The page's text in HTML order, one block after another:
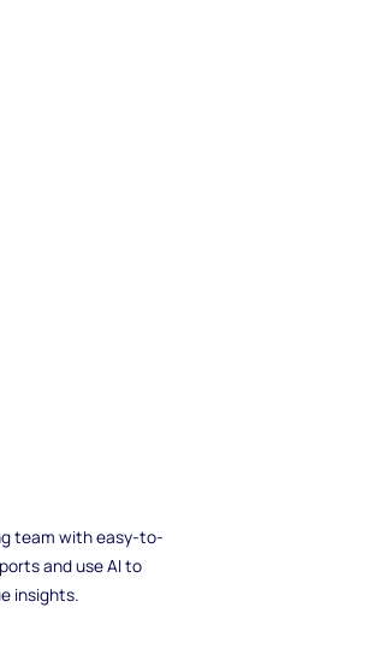
team with easy-to-
and use AI to
insights.